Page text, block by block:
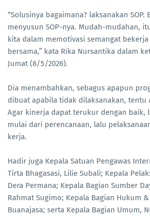
“Solusinya bagaimana? laksanakan SOP.
menyusun SOP-nya. Mudah-mudahan,
kita dalam memotivasi semangat
bersama,” kata Rika Nursantika dalam
Jumat (8/5/2026).
Dia menambahkan, sebagus apapun
dibuat apabila tidak dilaksanakan, tentu
Agar kinerja dapat terukur dengan baik,
mulai dari perencanaan, lalu
kerja.
Hadir juga Kepala Satuan Pengawas
Tirta Bhagasasi, Lilie Subali; Kepala
Dera Permana; Kepala Bagian Sumber
Rahmat Sugimo; Kepala Bagian Hukum
Buanajasa; serta Kepala Bagian Umum,